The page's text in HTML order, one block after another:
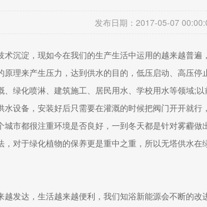
发布日期：2017-05-07
淀，现如今在我们的生产生活中运用的越来越普遍
原理来产生压力，达到供水的目的，低压启动、高压停
化喷淋、建筑施工、居民用水、学校用水等领域;
设备，安装好后只需要在灌溉的时候把阀门开开就
市都很注重环境是否良好，一到冬天都是针对雾霾
对于绿化植物的保养更是重中之重，所以无塔供水
发达，生活越来越便利，我们知浴新能源会不断的改